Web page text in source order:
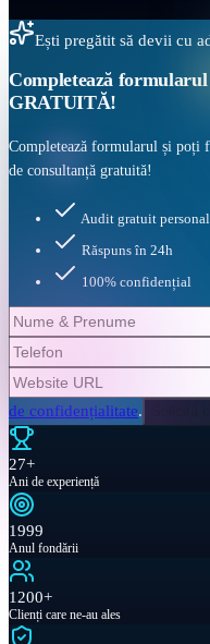
Ești pregătit să devii cu
Completează
GRATUITĂ!
Completează formularul și poți
de consultanță gratuită!
Audit gratuit
Răspuns în 24h
100% confidențial
de confidențialitate.
27+
Ani de experiență
1999
Anul fondării
1200+
Clienți care ne-au ales